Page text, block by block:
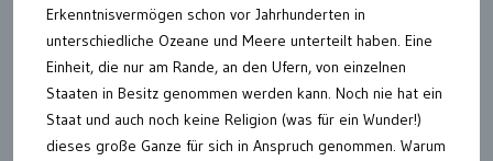
Erkenntnisvermögen schon vor Jahrhunderten in
unterschiedliche Ozeane und Meere unterteilt haben. Eine
Einheit, die nur am Rande, an den Ufern, von einzelnen
Staaten in Besitz genommen werden kann. Noch nie hat ein
Staat und auch noch keine Religion (was für ein Wunder!)
dieses große Ganze für sich in Anspruch genommen. Warum